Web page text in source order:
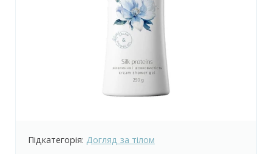
Підкатегорія: Догляд за тілом